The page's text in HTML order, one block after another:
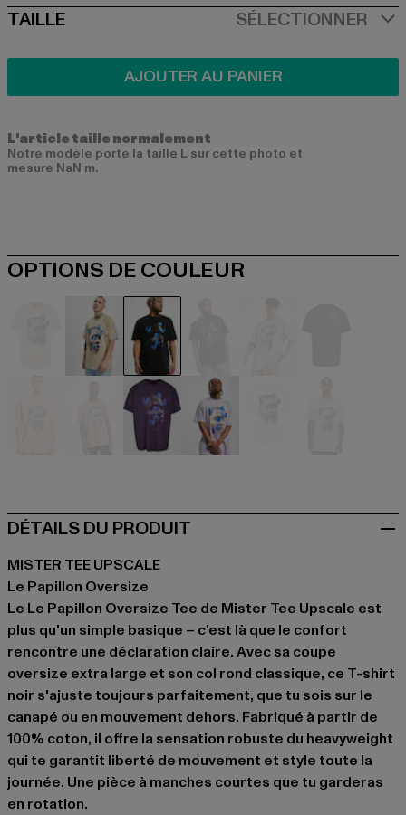
SIZE
TAILLE SÉLECTIONNER
AJOUTER AU PANIER
L'article taille normalement
Notre modèle porte la taille L sur cette photo et
mesure NaN m.
OPTIONS DE COULEUR
beige schwarzblau
DÉTAILS DU PRODUIT
MISTER TEE UPSCALE
Le Papillon Oversize
Le Le Papillon Oversize Tee de Mister Tee Upscale est
plus qu'un simple basique – c'est là que le confort
rencontre une déclaration claire. Avec sa coupe
oversize extra large et son col rond classique, ce T-shirt
noir s'ajuste toujours parfaitement, que tu sois sur le
canapé ou en mouvement dehors. Fabriqué à partir de
100% coton, il offre la sensation robuste du heavyweight
qui te garantit liberté de mouvement et style toute la
journée. Une pièce à manches courtes que tu garderas
en rotation.